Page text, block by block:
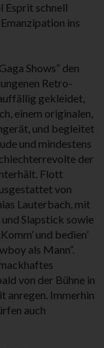
Esprit schnell
ins
Shows“ den
Retro-
gekleidet,
einem originalen,
und begleitet
und mindestens
der
Flott
von
Lauterbach, mit
Slapstick sowie
und bedien’
als Mann“.
von der Bühne in
anregen. Immerhin
auch